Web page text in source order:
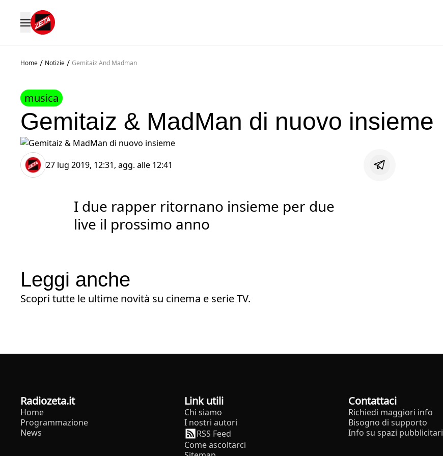
Home / Notizie / Gemitaiz And Madman
musica
Gemitaiz & MadMan di nuovo insieme
27 lug 2019, 12:31, agg. alle 12:41
I due rapper ritornano insieme per due
live il prossimo anno
Leggi anche
Scopri tutte le ultime novità su cinema e serie TV.
radiozeta.it
Home
Programmazione
News
Link utili
Chi siamo
I nostri autori
RSS Feed
Come ascoltarci
Contattaci
Richiedi maggiori info
Bisogno di supporto
Info su spazi pubblicitari